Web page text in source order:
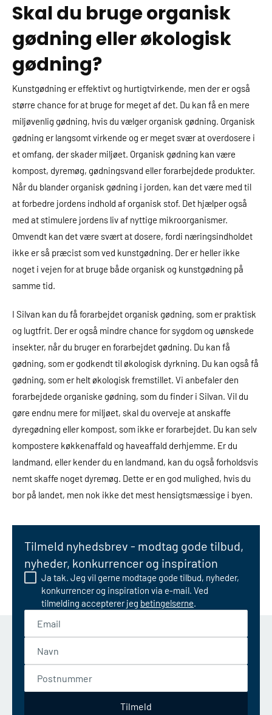
Skal du bruge organisk
gødning eller økologisk
gødning?
Kunstgødning er effektivt og hurtigtvirkende, men der er også
større chance for at bruge for meget af det. Du kan få en mere
miljøvenlig gødning, hvis du vælger organisk gødning. Organisk
gødning er langsomt virkende og er meget svær at overdosere i
et omfang, der skader miljøet. Organisk gødning kan være
kompost, dyremøg, gødningsvand eller forarbejdede produkter.
Når du blander organisk gødning i jorden, kan det være med til
at forbedre jordens indhold af organisk stof. Det hjælper også
med at stimulere jordens liv af nyttige mikroorganismer.
Omvendt kan det være svært at dosere, fordi næringsindholdet
ikke er så præcist som ved kunstgødning. Der er heller ikke
noget i vejen for at bruge både organisk og kunstgødning på
samme tid.
I Silvan kan du få forarbejdet organisk gødning, som er praktisk
og lugtfrit. Der er også mindre chance for sygdom og uønskede
insekter, når du bruger en forarbejdet gødning. Du kan få
gødning, som er godkendt til økologisk dyrkning. Du kan også få
gødning, som er helt økologisk fremstillet. Vi anbefaler den
forarbejdede organiske gødning, som du finder i Silvan. Vil du
gøre endnu mere for miljøet, skal du overveje at anskaffe
dyregødning eller kompost, som ikke er forarbejdet. Du kan selv
kompostere køkkenaffald og haveaffald derhjemme. Er du
landmand, eller kender du en landmand, kan du også forholdsvis
nemt skaffe noget dyremøg. Dette er en god mulighed, hvis du
bor på landet, men nok ikke det mest hensigtsmæssige i byen.
Tilmeld nyhedsbrev - modtag gode tilbud,
nyheder, konkurrencer og inspiration
Ja tak. Jeg vil gerne modtage gode tilbud, nyheder,
konkurrencer og inspiration via e-mail. Ved
tilmelding accepterer jeg betingelserne.
Tilmeld